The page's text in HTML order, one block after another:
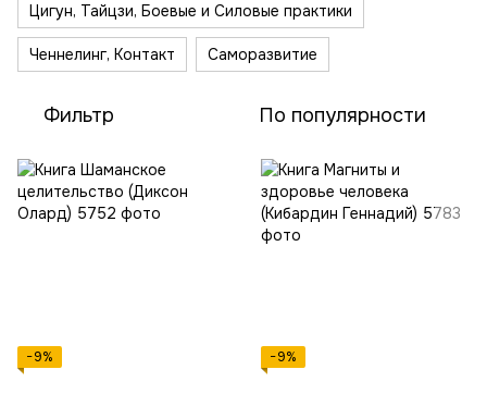
Цигун, Тайцзи, Боевые и Силовые практики
Ченнелинг, Контакт Саморазвитие
Фильтр По популярности
−9% −9%